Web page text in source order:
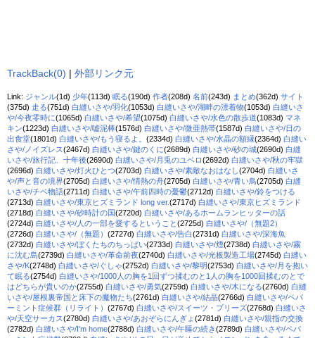
TrackBack(0) | 外部リンク元
Link: ジャンル(1d) 少年(113d) 眠る(190d) 作者(208d) 名前(243d) まとめ(362d) サイト
(375d) 走る(751d) 白縫いさや/羽化(1053d) 白縫いさや/湖畔の漂着物(1053d) 白縫いさ
や/今夜零時に(1065d) 白縫いさや/希望(1075d) 白縫いさや/水色の散歩道(1083d) マネ
キン(1223d) 白縫いさや/嘘泥棒(1576d) 白縫いさや/微亜熱帯(1587d) 白縫いさや/日の
出食堂(1801d) 白縫いさや/もう寝るよ。 (2334d) 白縫いさや/水晶の額縁(2364d) 白縫い
さや/ノイズレス(2467d) 白縫いさや/鍵のくに(2689d) 白縫いさや/砂の城(2690d) 白縫
いさや/旅行記、十年後(2690d) 白縫いさや/月兎のユベロ(2692d) 白縫いさや/秋の牢獄
(2696d) 白縫いさや/灯火ひとつ(2703d) 白縫いさや/素敵なおはなし(2704d) 白縫いさ
や/声と音の境界(2705d) 白縫いさや/情熱の舟(2705d) 白縫いさや/青い鳥(2705d) 白縫
いさや/チベ物語(2711d) 白縫いさや/午前四時の憂鬱(2712d) 白縫いさや/鈴をつける
(2713d) 白縫いさや/東京ヒズミランド long ver.(2717d) 白縫いさや/東京ヒズミランド
(2718d) 白縫いさや/砂時計の国(2720d) 白縫いさや/あるホームランヒッターの話
(2724d) 白縫いさや/人の一部を愛するということ(2725d) 白縫いさや/（無題2）
(2726d) 白縫いさや/（無題） (2727d) 白縫いさや/告白(2731d) 白縫いさや/深海魚
(2732d) 白縫いさや/ぼくたちのちっぱい(2733d) 白縫いさや/煙(2738d) 白縫いさや/霧
に沈む島(2739d) 白縫いさや/革命前夜(2740d) 白縫いさや/光板製造工場(2745d) 白縫い
さや/K(2748d) 白縫いさや/ぐしゃ(2752d) 白縫いさや/黎明(2753d) 白縫いさや/月を抱い
て眠る(2754d) 白縫いさや/1000人の胸を1回ずつ揉むのと1人の胸を1000回揉むのとで
はどちらが貴いのか(2755d) 白縫いさや/勇気(2759d) 白縫いさや/木になる(2760d) 白縫
いさや/屋根裏帝国と床下の魔物たち(2761d) 白縫いさや/結晶(2766d) 白縫いさや/ペパ
ーミント症候群（リライト） (2767d) 白縫いさや/スイーツ・プリーズ(2768d) 白縫いさ
や/天空サーカス(2780d) 白縫いさや/あおぞらにんぎょ (2781d) 白縫いさや/親指の交換
(2782d) 白縫いさや/I'm home(2788d) 白縫いさや/午睡の続き(2789d) 白縫いさや/ペパ